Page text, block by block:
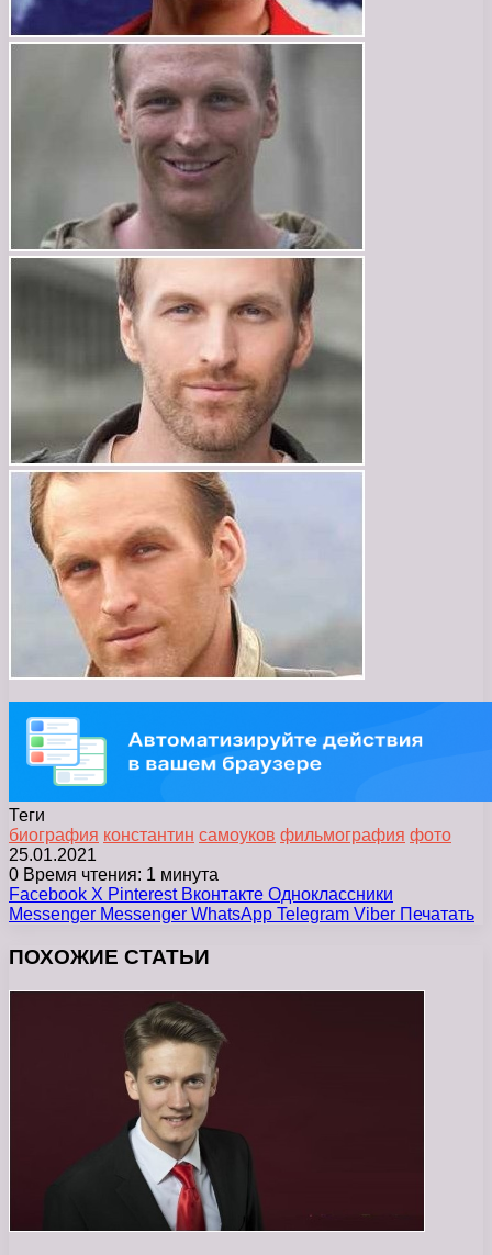
Теги
биография константин самоуков фильмография фото
25.01.2021
0 Время чтения: 1 минута
Facebook X Pinterest Вконтакте Одноклассники
Messenger Messenger WhatsApp Telegram Viber Печатать
ПОХОЖИЕ СТАТЬИ